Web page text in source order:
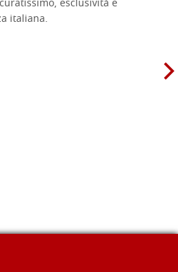
esclusività e
italiana.